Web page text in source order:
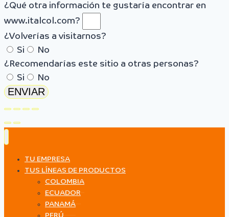
¿Qué otra información te gustaría encontrar en
www.italcol.com?
¿Volverías a visitarnos?
Si
No
¿Recomendarías este sitio a otras personas?
Si
No
ENVIAR
TU EMPRESA
TUS LÍNEAS DE PRODUCTOS
COLOMBIA
ECUADOR
PANAMÁ
PERÚ